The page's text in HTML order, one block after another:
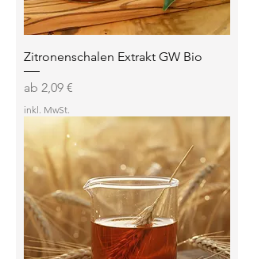
Zitronenschalen Extrakt GW Bio
ab 2,09 €
Sale-Preis
inkl. MwSt.